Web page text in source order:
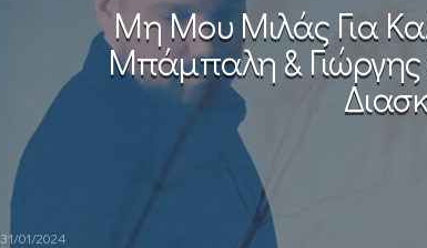
Μη Μου Μιλάς Για
Μπάμπαλη &
31/01/2024